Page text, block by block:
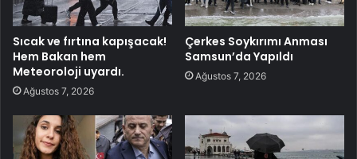
Sıcak ve fırtına kapışacak!
Hem Bakan hem
Meteoroloji uyardı.
Ağustos 7, 2026
Çerkes Soykırımı Anması
Samsun’da Yapıldı
Ağustos 7, 2026